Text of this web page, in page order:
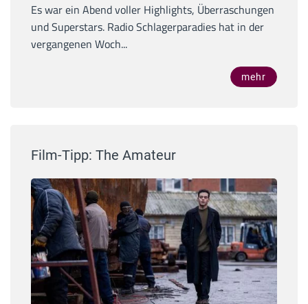
Es war ein Abend voller Highlights, Überraschungen
und Superstars. Radio Schlagerparadies hat in der
vergangenen Woch...
mehr
Film-Tipp: The Amateur